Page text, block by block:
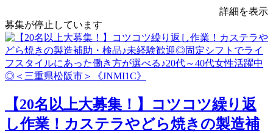
詳細を表示
募集が停止しています
【20名以上大募集！】コツコツ繰り返
し作業！カステラやどら焼きの製造補